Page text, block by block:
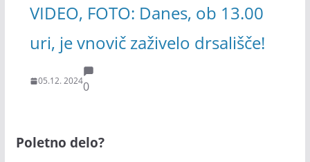
VIDEO, FOTO: Danes, ob 13.00
uri, je vnovič zaživelo drsališče!
05.12. 20240
Poletno delo?